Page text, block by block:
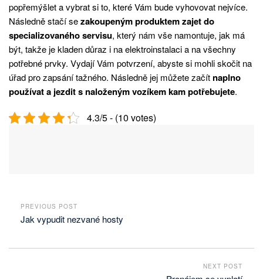
popřemýšlet a vybrat si to, které Vám bude vyhovovat nejvíce.
Následně stačí sezakoupeným produktem zajet do
specializovaného servisu, který nám vše namontuje, jak má
být, takže je kladen důraz i na elektroinstalaci a na všechny
potřebné prvky. Vydají Vám potvrzení, abyste si mohli skočit na
úřad pro zapsání tažného. Následně jej můžete začít naplno
používat a jezdit s naloženým vozíkem kam potřebujete.
4.3/5 - (10 votes)
PREVIOUS POST
Jak vypudit nezvané hosty
NEXT POST